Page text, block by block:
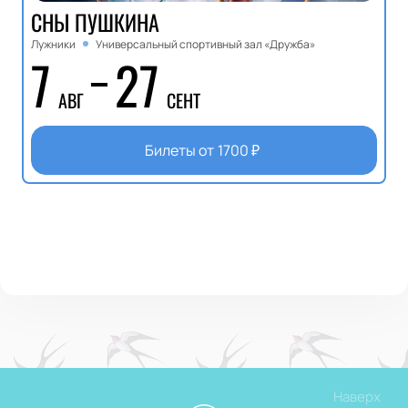
СНЫ ПУШКИНА
Лужники Универсальный спортивный зал «Дружба»
7 АВГ 27 СЕНТ
Билеты от 1700₽
Наверх